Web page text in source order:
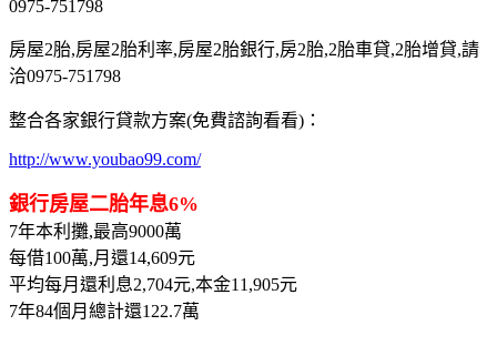
0975-751798
房屋2胎,房屋2胎利率,房屋2胎銀行,房2胎,2胎車貸,2胎增貸,請
洽0975-751798
整合各家銀行貸款方案(免費諮詢看看)：
http://www.youbao99.com/
銀行房屋二胎年息6%
7年本利攤,最高9000萬
每借100萬,月還14,609元
平均每月還利息2,704元,本金11,905元
7年84個月總計還122.7萬